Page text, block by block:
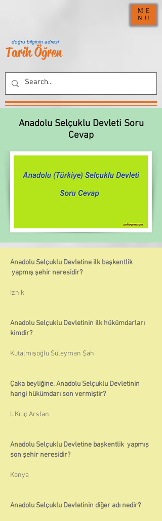
Tarih Öğren
doğru bilginin adresi
ME
NU
Anadolu Selçuklu Devleti Soru
Cevap
Anadolu Selçuklu Devletine ilk başkentlik
yapmış şehir neresidir?
İznik
Anadolu Selçuklu Devletinin ilk hükümdarları
kimdir?
Kutalmışoğlu Süleyman Şah
Çaka beyliğine, Anadolu Selçuklu Devletinin
hangi hükümdarı son vermiştir?
I. Kılıç Arslan
Anadolu Selçuklu Devletine başkentlik yapmış
son şehir neresidir?
Konya
Anadolu Selçuklu Devletinin diğer adı nedir?